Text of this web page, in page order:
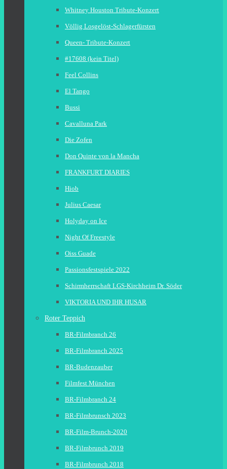
Whitney Houston Tribute-Konzert
Völlig Losgelöst-Schlagerfürsten
Queen- Tribute-Konzert
#17608 (kein Titel)
Feel Collins
El Tango
Bussi
Cavalluna Park
Die Zofen
Don Quinte von la Mancha
FRANKFURT DIARIES
Hiob
Julius Caesar
Holyday on Ice
Night Of Freestyle
Oiss Guade
Passionsfestspiele 2022
Schirmherrschaft LGS-Kirchheim Dr. Söder
VIKTORIA UND IHR HUSAR
Roter Teppich
BR-Filmbranch 26
BR-Filmbranch 2025
BR-Budenzauber
Filmfest München
BR-Filmbranch 24
BR-Filmbrunsch 2023
BR-Film-Brunch-2020
BR-Filmbrunch 2019
BR-Filmbrunch 2018